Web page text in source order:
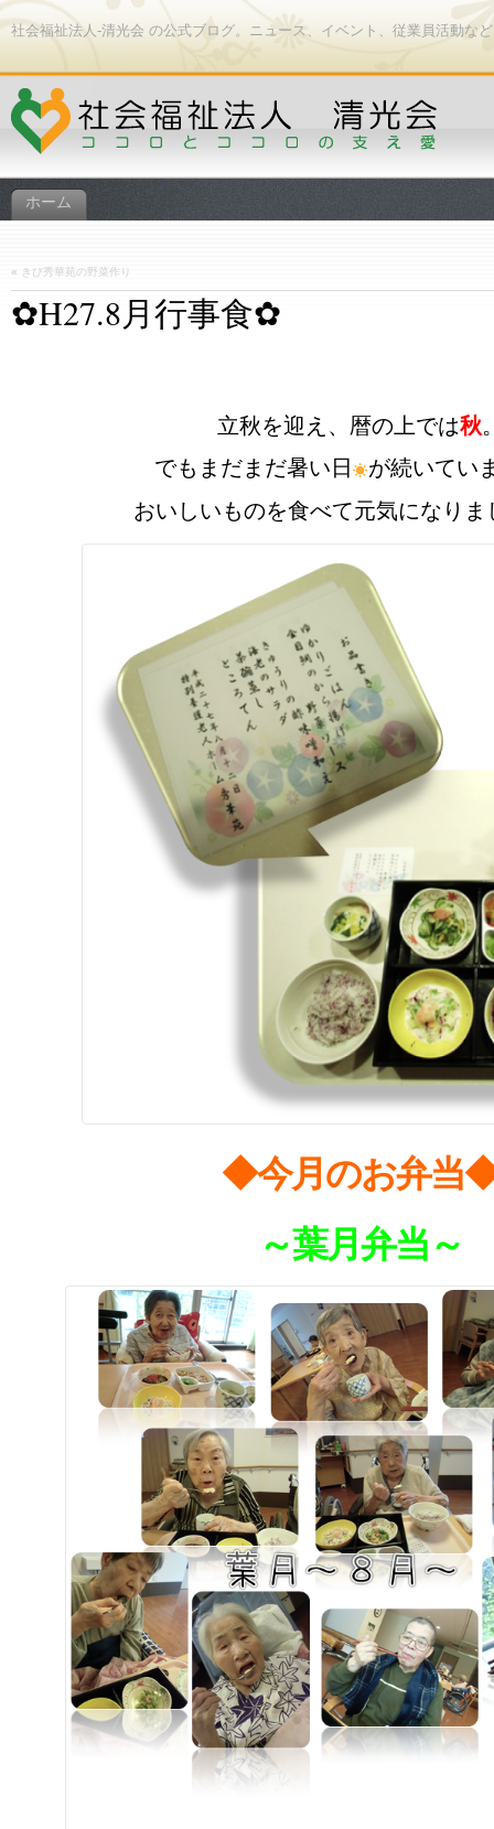
社会福祉法人-清光会 の公式ブログ。ニュース、イベント、従業員活動な
ホーム
« きび秀華苑の野菜作り
✿H27.8月行事食✿
立秋を迎え、暦の上では秋
でもまだまだ暑い日
が続いてい
おいしいものを食べて元気になりま
◆今月のお弁当
～葉月弁当～